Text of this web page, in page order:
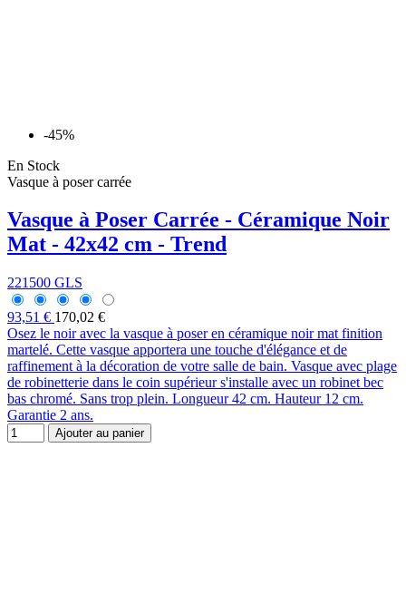
-45%
En Stock
Vasque à poser carrée
Vasque à Poser Carrée - Céramique Noir
Mat - 42x42 cm - Trend
221500 GLS
93,51 € 170,02 €
Osez le noir avec la vasque à poser en céramique noir mat finition
martelé. Cette vasque apportera une touche d'élégance et de
raffinement à la décoration de votre salle de bain. Vasque avec plage
de robinetterie dans le coin supérieur s'installe avec un robinet bec
bas chromé. Sans trop plein. Longueur 42 cm. Hauteur 12 cm.
Garantie 2 ans.
Ajouter au panier